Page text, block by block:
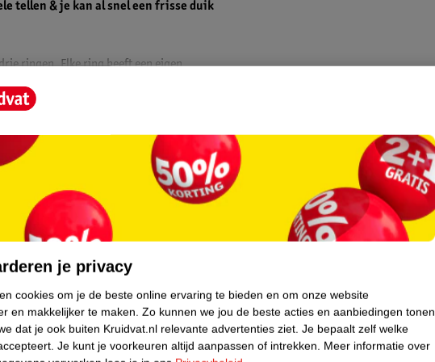
tellen & je kan al snel een frisse duik
ringen. Elke ring heeft een eigen
tegen een stootje. Door het enthousiast
Dat is snel gefixt met de
ook snel opnieuw legen & opbergen.
en hoogwaardige producten maakt
alle leeftijdsgroepen, overal ter wereld.
je privacy
cookies om je de beste online ervaring te bieden en om onze website
en makkelijker te maken. Zo kunnen we jou de beste acties en aanbiedingen tonen
dat je ook buiten Kruidvat.nl relevante advertenties ziet. Je bepaalt zelf welke
Je kunt je voorkeuren altijd aanpassen of intrekken. Meer informatie over